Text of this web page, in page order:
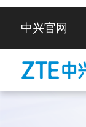
中兴官网